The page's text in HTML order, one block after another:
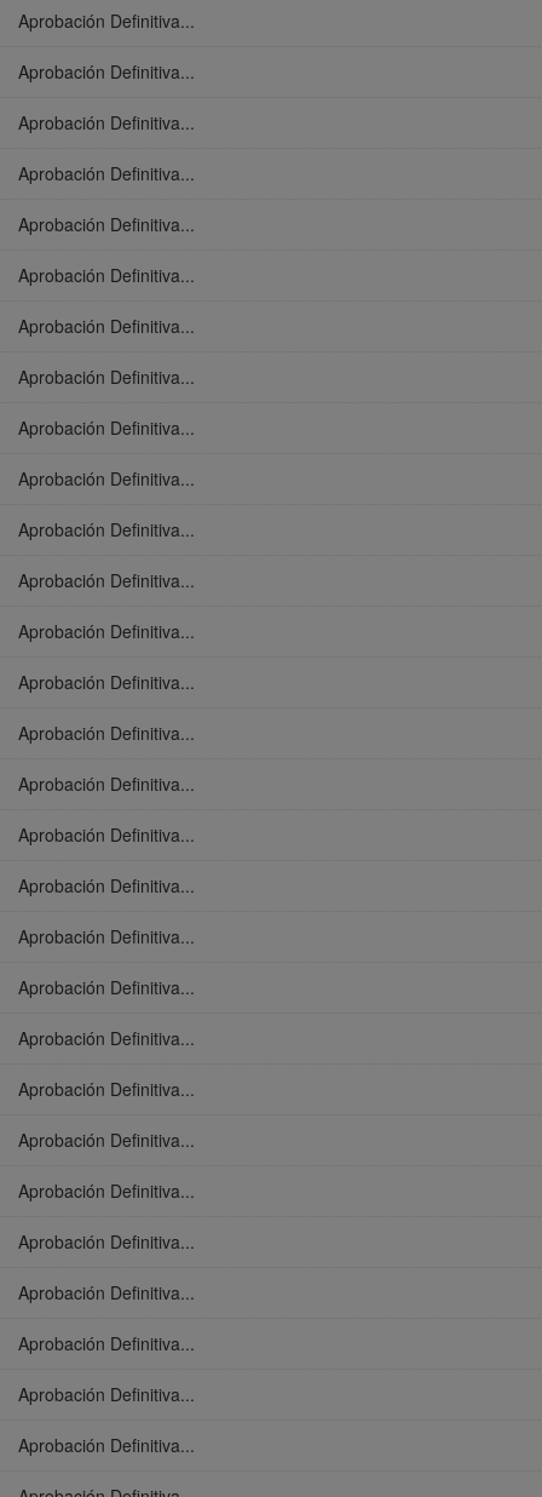
Aprobación Definitiva...
Aprobación Definitiva...
Aprobación Definitiva...
Aprobación Definitiva...
Aprobación Definitiva...
Aprobación Definitiva...
Aprobación Definitiva...
Aprobación Definitiva...
Aprobación Definitiva...
Aprobación Definitiva...
Aprobación Definitiva...
Aprobación Definitiva...
Aprobación Definitiva...
Aprobación Definitiva...
Aprobación Definitiva...
Aprobación Definitiva...
Aprobación Definitiva...
Aprobación Definitiva...
Aprobación Definitiva...
Aprobación Definitiva...
Aprobación Definitiva...
Aprobación Definitiva...
Aprobación Definitiva...
Aprobación Definitiva...
Aprobación Definitiva...
Aprobación Definitiva...
Aprobación Definitiva...
Aprobación Definitiva...
Aprobación Definitiva...